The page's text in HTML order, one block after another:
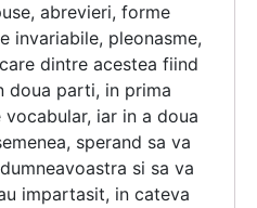
abrevieri, forme
invariabile, pleonasme,
dintre acestea fiind
doua parti, in prima
iar in a doua
sperand sa va
si sa va
impartasit, in cateva